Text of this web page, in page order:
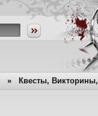
»
Квесты,